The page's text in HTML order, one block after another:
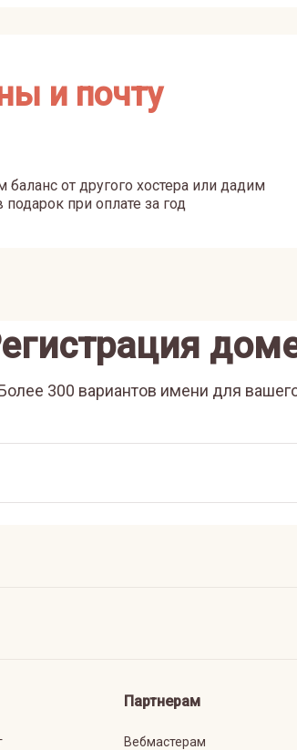
и почту
баланс от другого хостера или дадим
при оплате за год
300 вариантов имени для
Партнерам
Вебмастерам